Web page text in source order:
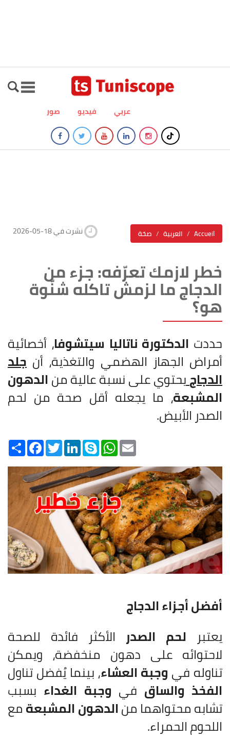
صور فيديو عربي
صحّة العربية Accueil 2026-05-18 نشرت في
خطر لازمك تعرّفه: جزء من
الدجاج ما لزمش تاكله شنّوة
هو؟
حددت الدكتورة ناتاليا سيتشوفا، أخصائية
أمراض الجهاز الهضمي والتغذية، أن جلد
الدجاجيحتوي على نسبة عالية منالدهون
المشبعة، ما يجعله أقل صحة من لحم
الصدر الأبيض.
Share
FacebookTwitterLinkedInSkype
WhatsAppEmail
أفضل أجزاء الدجاج
يعتبر لحم الصدر الأكثر فائدة للصحة
لاحتوائه على دهون منخفضة، ويمكن
تناوله في وجبة العشاء، بينما يُفضل تناول
الفخذ والساق في وجبة الغداء بسبب
تشابه محتواهما منالدهون المشبعةمع
اللحوم الحمراء.